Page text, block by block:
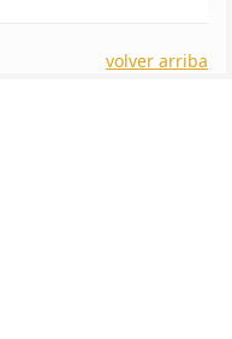
volver arriba